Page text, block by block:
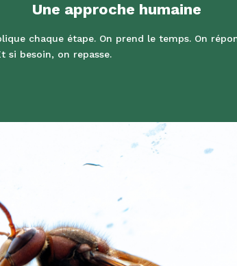
Une approche humaine
chaque étape. On prend le temps. On
si besoin, on repasse.